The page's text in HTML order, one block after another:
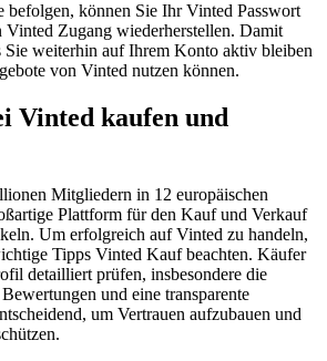
befolgen, können Sie Ihr Vinted Passwort
Vinted Zugang wiederherstellen. Damit
Sie weiterhin auf Ihrem Konto aktiv bleiben
von Vinted nutzen können.
Vinted kaufen und
Mitgliedern in 12 europäischen
Plattform für den Kauf und Verkauf
Um erfolgreich auf Vinted zu handeln,
Tipps Vinted Kauf beachten. Käufer
detailliert prüfen, insbesondere die
und eine transparente
um Vertrauen aufzubauen und